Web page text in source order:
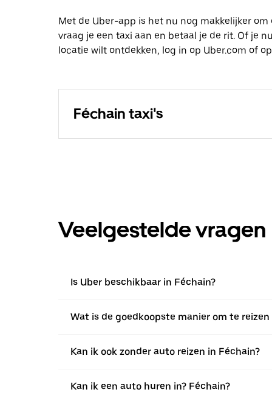
Met de Uber-app is het nu nog makkelijker
vraag je een taxi aan en betaal je de rit. Of je
locatie wilt ontdekken, log in op Uber.com of
Féchain taxi's
Veelgestelde vragen
Is Uber beschikbaar in Féchain?
Wat is de goedkoopste manier om te reizen
Kan ik ook zonder auto reizen in Féchain?
Kan ik een auto huren in? Féchain?